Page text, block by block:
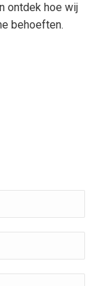
ontdek hoe wij
behoeften.